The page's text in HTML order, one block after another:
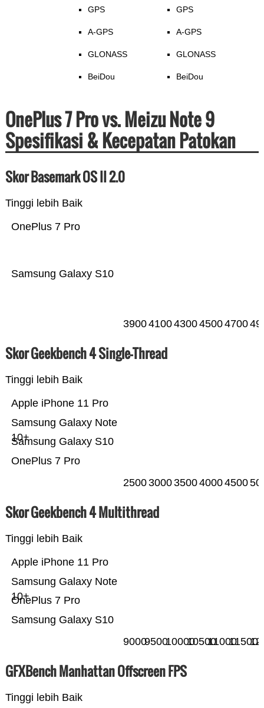
GPS
A-GPS
GLONASS
BeiDou
GPS
A-GPS
GLONASS
BeiDou
OnePlus 7 Pro vs. Meizu Note 9
Spesifikasi & Kecepatan Patokan
Skor Basemark OS II 2.0
Tinggi lebih Baik
Samsung Galaxy S10
OnePlus 7 Pro
39004100430045004700
Skor Geekbench 4 Single-Thread
Tinggi lebih Baik
OnePlus 7 Pro
Samsung Galaxy S10
Samsung Galaxy Note
10+
Apple iPhone 11 Pro
25003000350040004500
Skor Geekbench 4 Multithread
Tinggi lebih Baik
Samsung Galaxy S10
OnePlus 7 Pro
Samsung Galaxy Note
10+
Apple iPhone 11 Pro
9000950010000105001100011500
GFXBench Manhattan Offscreen FPS
Tinggi lebih Baik